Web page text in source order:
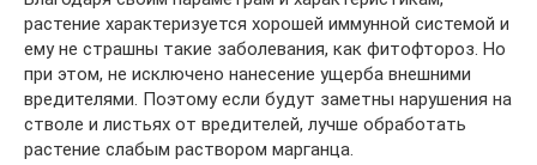
растение характеризуется хорошей иммунной системой и
ему не страшны такие заболевания, как фитофтороз. Но
при этом, не исключено нанесение ущерба внешними
вредителями. Поэтому если будут заметны нарушения на
стволе и листьях от вредителей, лучше обработать
растение слабым раствором марганца.